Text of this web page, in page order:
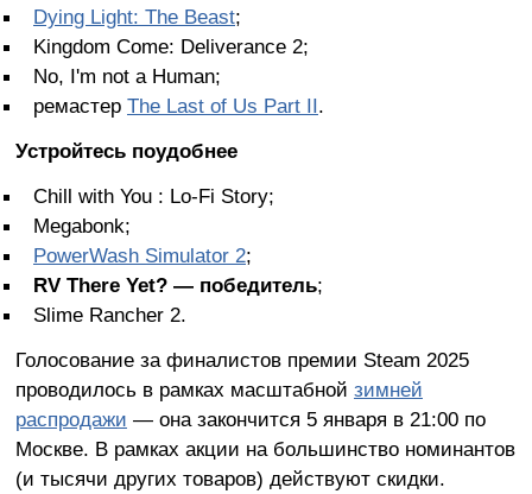
Dying Light: The Beast;
Kingdom Come: Deliverance 2;
No, I'm not a Human;
ремастер The Last of Us Part II.
Устройтесь поудобнее
Chill with You : Lo-Fi Story;
Megabonk;
PowerWash Simulator 2;
RV There Yet? — победитель;
Slime Rancher 2.
Голосование за финалистов премии Steam 2025
проводилось в рамках масштабной зимней
распродажи — она закончится 5 января в 21:00 по
Москве. В рамках акции на большинство номинантов
(и тысячи других товаров) действуют скидки.